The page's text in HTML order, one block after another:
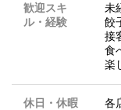
歓迎スキ
ル・経験
未
餃
接
食
楽
休日・休暇 各